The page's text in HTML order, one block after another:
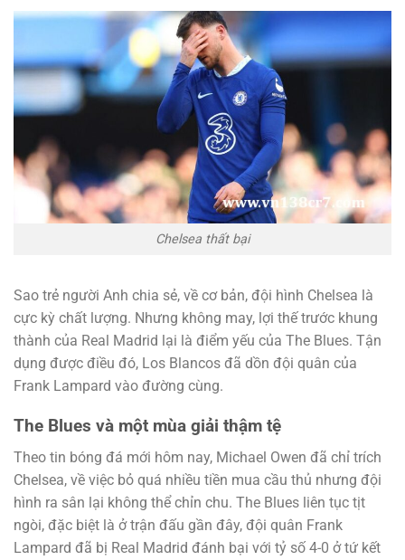
Chelsea thất bại
Sao trẻ người Anh chia sẻ, về cơ bản, đội hình Chelsea là
cực kỳ chất lượng. Nhưng không may, lợi thế trước khung
thành của Real Madrid lại là điểm yếu của The Blues. Tận
dụng được điều đó, Los Blancos đã dồn đội quân của
Frank Lampard vào đường cùng.
The Blues và một mùa giải thậm tệ
Theo tin bóng đá mới hôm nay, Michael Owen đã chỉ trích
Chelsea, về việc bỏ quá nhiều tiền mua cầu thủ nhưng đội
hình ra sân lại không thể chỉn chu. The Blues liên tục tịt
ngòi, đặc biệt là ở trận đấu gần đây, đội quân Frank
Lampard đã bị Real Madrid đánh bại với tỷ số 4-0 ở tứ kết